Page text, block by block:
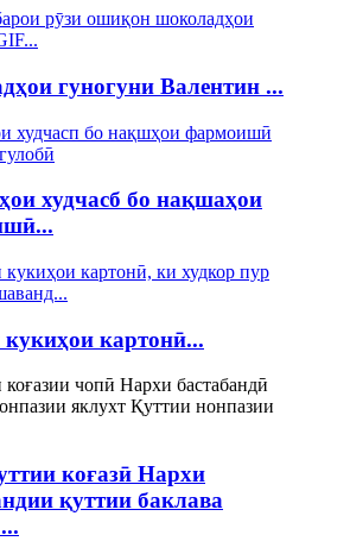
гуногуни Валентин ...
худчасб бо нақшаҳои
кукиҳои картонӣ...
коғазӣ Нархи
қуттии баклава